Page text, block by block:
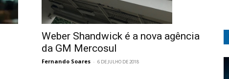
Weber Shandwick é a nova agência
da GM Mercosul
Fernando Soares - 6 DE JULHO DE 2018